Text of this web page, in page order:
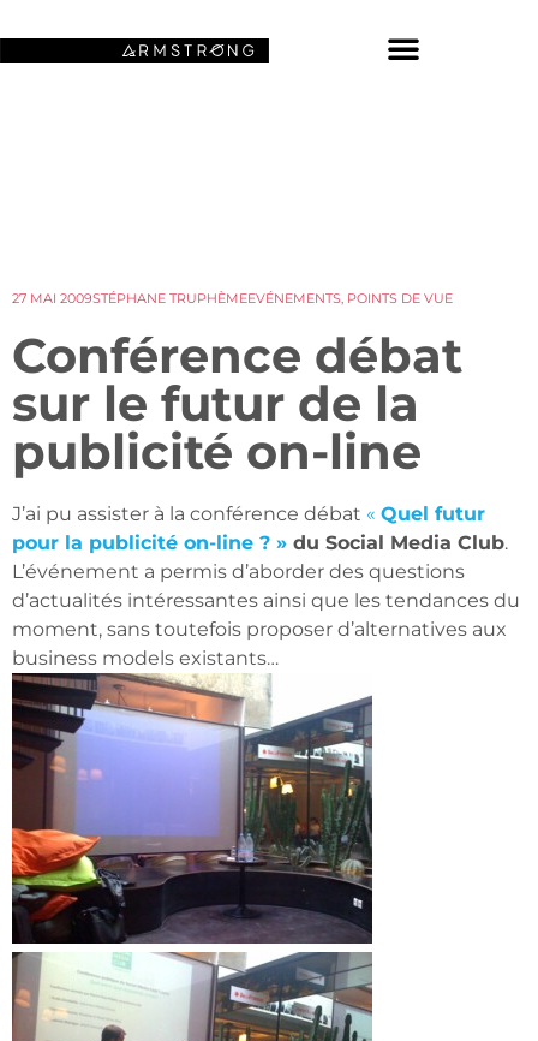
27 MAI 2009STÉPHANE TRUPHÈMEEVÉNEMENTS, POINTS DE VUE
Conférence débat
sur le futur de la
publicité on-line
J’ai pu assister à la conférence débat « Quel futur
pour la publicité on-line ? » du Social Media Club.
L’événement a permis d’aborder des questions
d’actualités intéressantes ainsi que les tendances du
moment, sans toutefois proposer d’alternatives aux
business models existants…